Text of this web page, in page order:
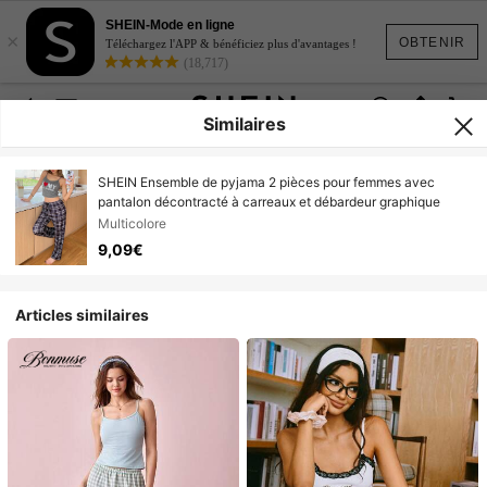
OBTENIR
×
SHEIN-Mode en ligne
Téléchargez l'APP & bénéficiez plus d'avantages !
(18,717)
Similaires
SHEIN Ensemble de pyjama 2 pièces pour femmes avec
pantalon décontracté à carreaux et débardeur graphique
Multicolore
9,09€
Articles similaires